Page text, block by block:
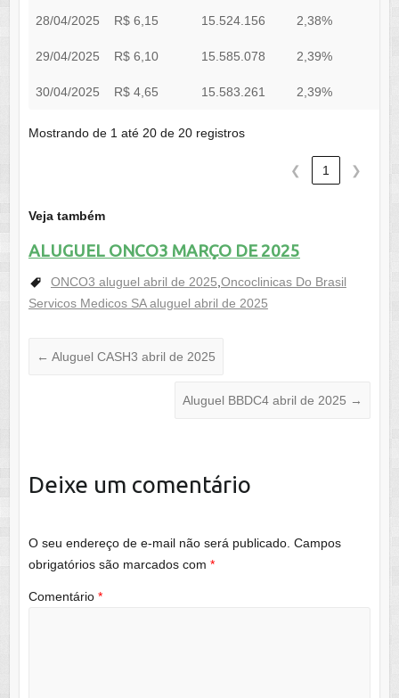
28/04/2025 R$ 6,15 15.524.156 2,38%
29/04/2025 R$ 6,10 15.585.078 2,39%
30/04/2025 R$ 4,65 15.583.261 2,39%
Mostrando de 1 até 20 de 20 registros
❮ 1 ❯
Veja também
ALUGUEL ONCO3 MARÇO DE 2025
ONCO3 aluguel abril de 2025 Oncoclinicas Do Brasil
Servicos Medicos SA aluguel abril de 2025
← Aluguel CASH3 abril de 2025
Aluguel BBDC4 abril de 2025 →
Deixe um comentário
O seu endereço de e-mail não será publicado. Campos
obrigatórios são marcados com *
Comentário *